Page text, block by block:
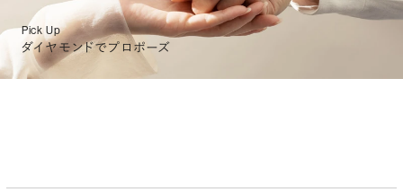
Pick Up
ダイヤモンドでプロポーズ